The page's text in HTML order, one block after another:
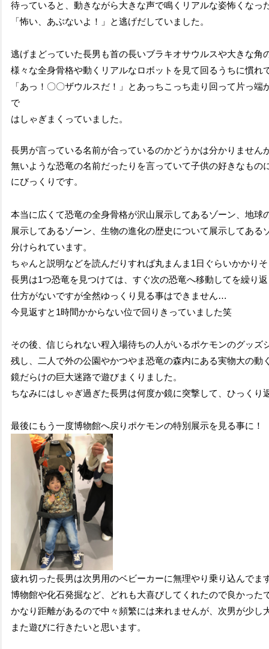
待っていると、動きながら大きな声で鳴くリアルな姿怖くなっ
「怖い、あぶないよ！」
と逃げだしていました。
逃げまどっていた長男も首の長いブラキオサウルスや大きな角
様々な全身骨格や動くリアルなロボットを見て回るうちに慣れ
「あっ！〇〇ザウルスだ！」とあっちこっち走り回って 片っ端
で
はしゃぎまくっていました。
長男が言っている名前が合っているのかどうかは分かりません
無いような恐竜の名前だったりを言っていて子供の好きなもの
にびっくりです。
本当に広くて恐竜の全身骨格が沢山展示してあるゾーン、地球
展示してあるゾーン、生物の進化の歴史について展示してある
分けられています。
ちゃんと説明などを読んだりすれば丸まんま1日ぐらいかかり
長男は1つ恐竜を見つけては、すぐ次の恐竜へ移動してを繰り
仕方がないですが全然ゆっくり見る事はできません…
今見返すと1時間かからない位で回りきっていました笑
その後、信じられない程入場待ちの人がいるポケモンのグッズ
残し、二人で外の公園やかつやま恐竜の森内にある実物大の動
鏡だらけの巨大迷路で遊びまくりました。
ちなみにはしゃぎ過ぎた長男は何度か鏡に突撃して、ひっくり
最後にもう一度博物館へ戻りポケモンの特別展示を見る事に！
疲れ切った長男は次男用のベビーカーに無理やり乗り込んでま
博物館や化石発掘など、どれも大喜びしてくれたので良かった
かなり距離があるので中々頻繁には来れませんが、次男が少し
また遊びに行きたいと思います。